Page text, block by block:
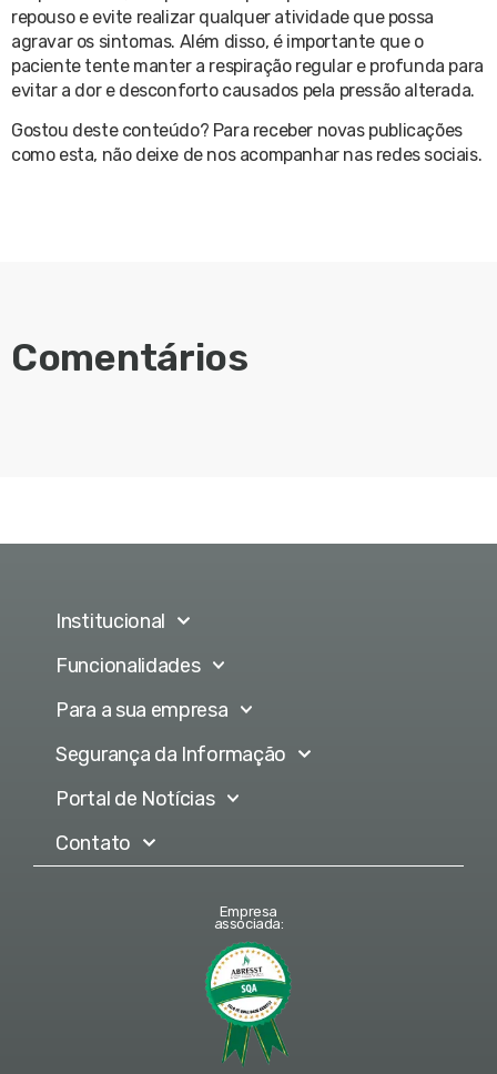
repouso e evite realizar qualquer atividade que possa
agravar os sintomas. Além disso, é importante que o
paciente tente manter a respiração regular e profunda para
evitar a dor e desconforto causados pela pressão alterada.
Gostou deste conteúdo? Para receber novas publicações
como esta, não deixe de nos acompanhar nas redes sociais.
Comentários
Institucional
Funcionalidades
Para a sua empresa
Segurança da Informação
Portal de Notícias
Contato
Empresa
associada: